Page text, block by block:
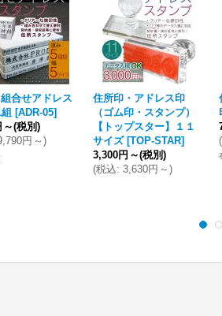
合せアドレス
[ADR-05]
～(税別)
円 ～ )
住所印・アドレス印
（ゴム印・スタンプ）
【トップスター】１１
サイズ [TOP-STAR]
3,300円 ～(税別)
(税込: 3,630円 ～ )
(